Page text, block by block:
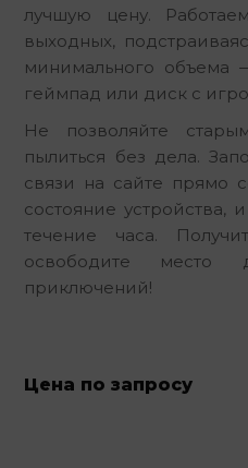
лучшую цену.
выходных,
минимального
геймпад или диск с
Не позволяйте
пылиться без дела.
связи на сайте прямо
состояние
течение часа.
освободите место
приключений!
Цена по запросу